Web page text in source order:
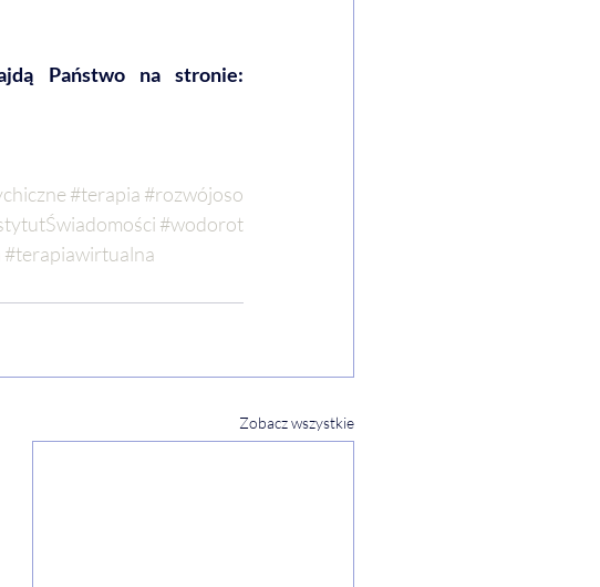
#terapia #rozwójoso
#wodorot
#terapiawirtualna
Zobacz wszystkie